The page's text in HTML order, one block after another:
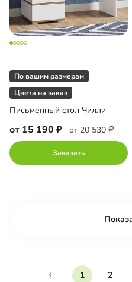
По вашим размерам
Цвета на заказ
Письменный стол Чилли
от 15 190 от 20 530
Заказать
1 2